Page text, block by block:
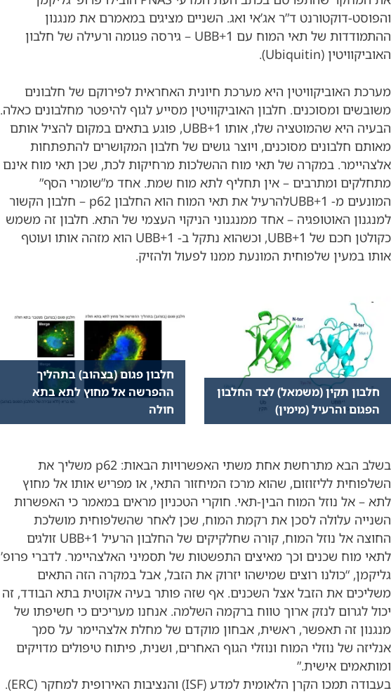
והפוסט-דוקטורנט ד”ר אג’אי ואג. השניים מציגים במאמרם את מנגנון
ההתמודדות של תאי המוח עם UBB+1 – גירסה פגומה ורעילה של חלבון
האוביקוויטין (Ubiquitin).
מערכת האוביקוויטין היא מערכת חיונית האחראית לפירוקם של חלבונים
משובשים ומסוכנים. חלבון האוביקוויטין מסייע לגוף להיפטר מחלבונים כאלה.
הבעיה היא שהמוטציה שלו, אותו UBB+1, פוגע בתאים במקום להציל אותם
מאותם חלבונים מסוכנים, ויוצר גושים של חלבון המקושרים להתפתחות
אלצהיימר. במקרה של תאי מוח ההשלכות מרחיקות לכת, שכן תאי מוח אינם
מתחלקים ומתרבים – אין תחליף לתא מוח שמת. אחד מ”שומרי הסף”
המונעים מ- UBB+1להרעיל את תאי המוח הוא החלבון p62 – חלבון הקשור
למנגנון האוטופגיה – אחד ממנגנוני הניקוי העצמי של התא. חלבון זה משמש
כקולטן חכם של UBB+1, וכשהוא נתקל ב- UBB+1 הוא מזהה אותו ועוטף
אותו במעין שלפוחית המונעת ממנו לפעול ולהזיק.
חלבון תקין (משמאל) לצד החלבון
הפגום והרעיל (מימין)
חלבון פגום (בצהוב) בתהליך
ההפרשה אל מחוץ לתא בתא
חולה
בשלב הבא מתרחשת אחת משתי האפשרויות הבאות: p62 משליך את
השלפוחית לליזוזום, שהוא מרכז המיחזור התאי, או מפריש אותו אל מחוץ
לתא – אל נוזל המוח הבין-תאי. חוקרי הטכניון מראים במאמר כי האפשרות
השנייה עלולה לסכן את רקמת המוח, שכן לאחר שהשלפוחית מושלכת
החוצה אל נוזל המוח, קורה שחלקיקים של החלבון הרעיל UBB+1 זולגים
לתאי מוח שכנים וכך מאיצים התפשטות של תסמיני האלצהיימר. לדברי פרופ’
גליקמן, “כולנו רוצים שמישהו יזרוק את הזבל, אבל במקרה הזה התאים
משליכים את הזבל אצל השכנים. אף שזה פותר בעיה אקוטית בתא הבודד, זה
יכול לגרום לנזק ארוך טווח ברקמה השלמה. אנחנו מעריכים כי חשיפתו של
מנגנון זה תאפשר, ראשית, אבחון מוקדם של מחלת אלצהיימר על סמך
אנליזה של נוזלי המוח ונוזלי הגוף האחרים, ושנית, פיתוח טיפולים מדויקים
ומותאמים אישית.”
בעבודה תמכו הקרן הלאומית למדע (ISF) והנציבות האירופית למחקר (ERC).